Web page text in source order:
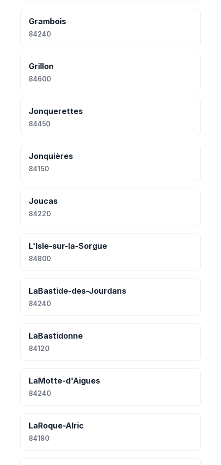
Grambois
84240
Grillon
84600
Jonquerettes
84450
Jonquières
84150
Joucas
84220
L'Isle-sur-la-Sorgue
84800
LaBastide-des-Jourdans
84240
LaBastidonne
84120
LaMotte-d'Aigues
84240
LaRoque-Alric
84190